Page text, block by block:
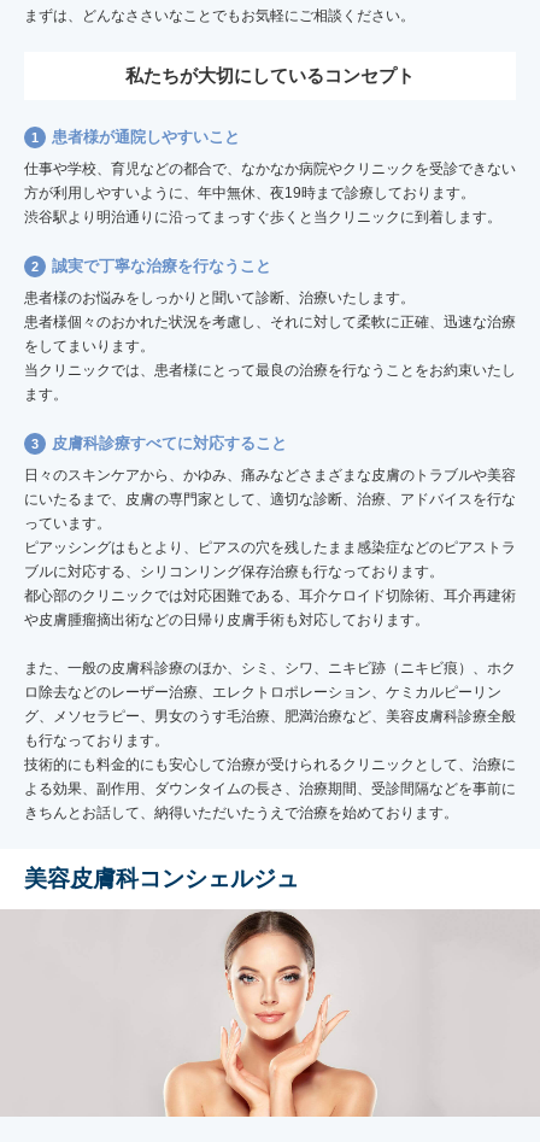
まずは、どんなささいなことでもお気軽にご相談ください。
私たちが大切にしているコンセプト
患者様が通院しやすいこと
仕事や学校、育児などの都合で、なかなか病院やクリニックを受診できない
方が利用しやすいように、年中無休、夜19時まで診療しております。
渋谷駅より明治通りに沿ってまっすぐ歩くと当クリニックに到着します。
誠実で丁寧な治療を行なうこと
患者様のお悩みをしっかりと聞いて診断、治療いたします。
患者様個々のおかれた状況を考慮し、それに対して柔軟に正確、迅速な治療
をしてまいります。
当クリニックでは、患者様にとって最良の治療を行なうことをお約束いたし
ます。
皮膚科診療すべてに対応すること
日々のスキンケアから、かゆみ、痛みなどさまざまな皮膚のトラブルや美容
にいたるまで、皮膚の専門家として、適切な診断、治療、アドバイスを行な
っています。
ピアッシングはもとより、ピアスの穴を残したまま感染症などのピアストラ
ブルに対応する、シリコンリング保存治療も行なっております。
都心部のクリニックでは対応困難である、耳介ケロイド切除術、耳介再建術
や皮膚腫瘤摘出術などの日帰り皮膚手術も対応しております。
また、一般の皮膚科診療のほか、シミ、シワ、ニキビ跡（ニキビ痕）、ホク
ロ除去などのレーザー治療、エレクトロポレーション、ケミカルピーリン
グ、メソセラピー、男女のうす毛治療、肥満治療など、美容皮膚科診療全般
も行なっております。
技術的にも料金的にも安心して治療が受けられるクリニックとして、治療に
よる効果、副作用、ダウンタイムの長さ、治療期間、受診間隔などを事前に
きちんとお話して、納得いただいたうえで治療を始めております。
美容皮膚科コンシェルジュ